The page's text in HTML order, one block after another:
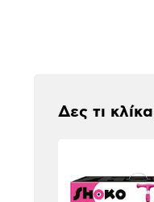
Δες τι